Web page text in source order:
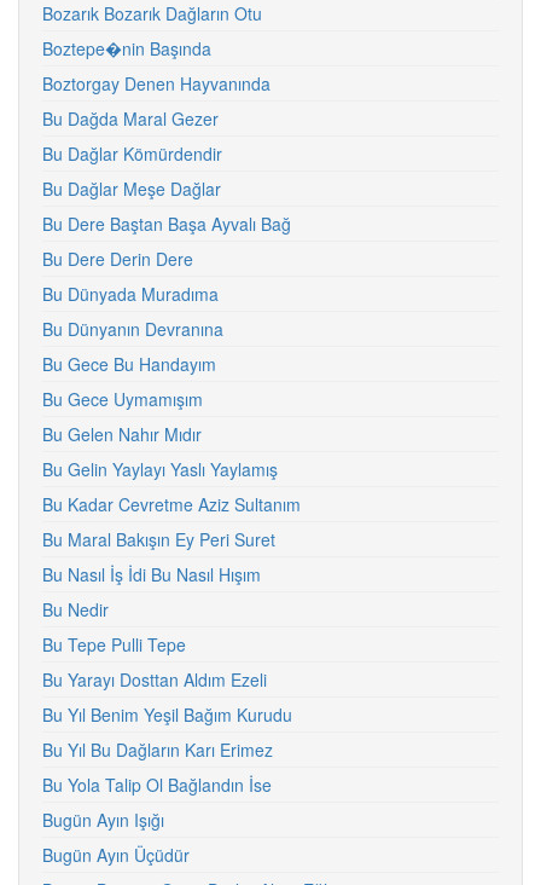
Bozarık Bozarık Dağların Otu
Boztepe�nin Başında
Boztorgay Denen Hayvanında
Bu Dağda Maral Gezer
Bu Dağlar Kömürdendir
Bu Dağlar Meşe Dağlar
Bu Dere Baştan Başa Ayvalı Bağ
Bu Dere Derin Dere
Bu Dünyada Muradıma
Bu Dünyanın Devranına
Bu Gece Bu Handayım
Bu Gece Uymamışım
Bu Gelen Nahır Mıdır
Bu Gelin Yaylayı Yaslı Yaylamış
Bu Kadar Cevretme Aziz Sultanım
Bu Maral Bakışın Ey Peri Suret
Bu Nasıl İş İdi Bu Nasıl Hışım
Bu Nedir
Bu Tepe Pulli Tepe
Bu Yarayı Dosttan Aldım Ezeli
Bu Yıl Benim Yeşil Bağım Kurudu
Bu Yıl Bu Dağların Karı Erimez
Bu Yola Talip Ol Bağlandın İse
Bugün Ayın Işığı
Bugün Ayın Üçüdür